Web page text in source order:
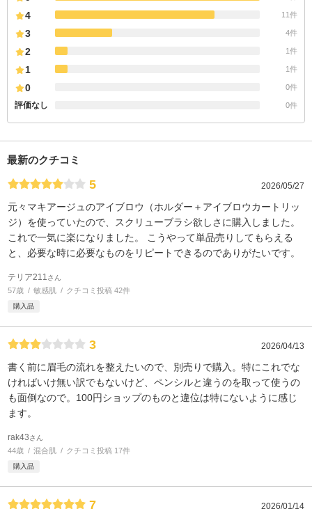
4 11件
3 4件
2 1件
1 1件
0 0件
評価なし 0件
最新のクチコミ
5 2026/05/27
元々マキアージュのアイブロウ（ホルダー＋アイブロウカートリッ
ジ）を使っていたので、スクリューブラシ欲しさに購入しました。
これで一気に楽になりました。 こうやって単品売りしてもらえる
と、必要な時に必要なものをリピートできるのでありがたいです。
テリア211さん
57歳 敏感肌 クチコミ投稿 42件
購入品
3 2026/04/13
書く前に眉毛の流れを整えたいので、別売りで購入。特にこれでな
ければいけ無い訳でもないけど、ペンシルと違うのを取って使うの
も面倒なので。100円ショップのものと違位は特にないように感じ
ます。
rak43さん
44歳 混合肌 クチコミ投稿 17件
購入品
7 2026/01/14